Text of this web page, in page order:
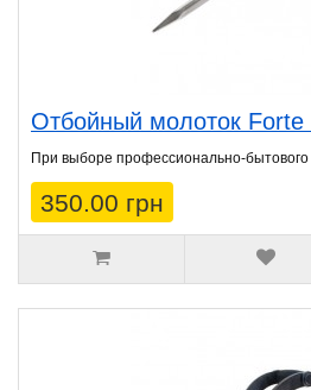
Отбойный молоток Forte
При выборе профессионально-бытового
350.00 грн